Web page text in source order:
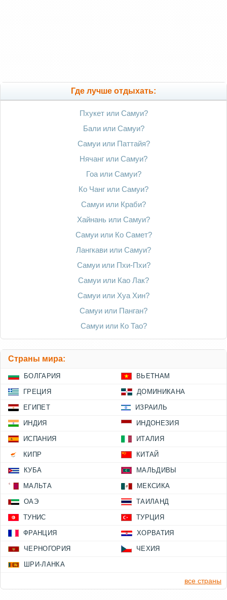
Где лучше отдыхать:
Пхукет или Самуи?
Бали или Самуи?
Самуи или Паттайя?
Нячанг или Самуи?
Гоа или Самуи?
Ко Чанг или Самуи?
Самуи или Краби?
Хайнань или Самуи?
Самуи или Ко Самет?
Лангкави или Самуи?
Самуи или Пхи-Пхи?
Самуи или Као Лак?
Самуи или Хуа Хин?
Самуи или Панган?
Самуи или Ко Тао?
Страны мира:
БОЛГАРИЯ ВЬЕТНАМ
ГРЕЦИЯ ДОМИНИКАНА
ЕГИПЕТ ИЗРАИЛЬ
ИНДИЯ ИНДОНЕЗИЯ
ИСПАНИЯ ИТАЛИЯ
КИПР КИТАЙ
КУБА МАЛЬДИВЫ
МАЛЬТА МЕКСИКА
ОАЭ ТАИЛАНД
ТУНИС ТУРЦИЯ
ФРАНЦИЯ ХОРВАТИЯ
ЧЕРНОГОРИЯ ЧЕХИЯ
ШРИ-ЛАНКА
все страны